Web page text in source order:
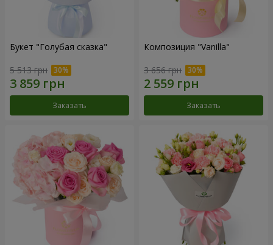
Букет "Голубая сказка"
5 513 грн
Заказать
Композиция "Vanilla"
3 656 грн
Заказать